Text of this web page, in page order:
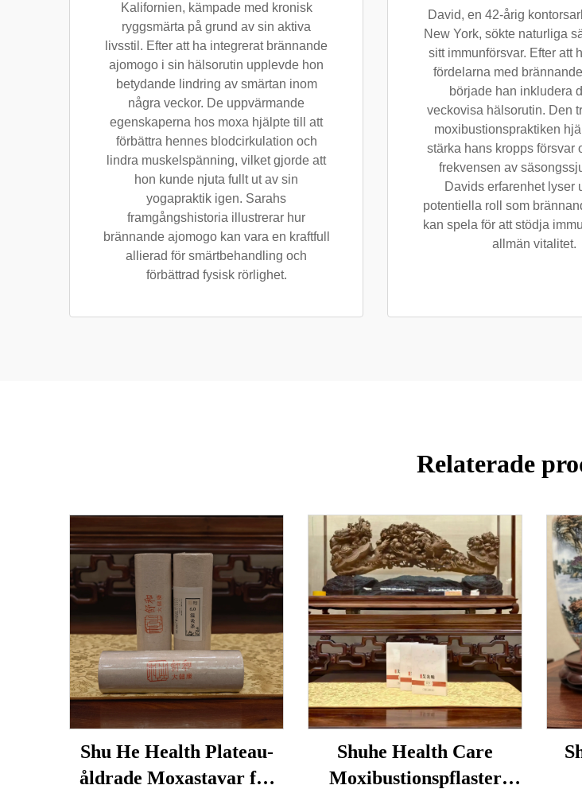
Kalifornien, kämpade med kronisk
ryggsmärta på grund av sin aktiva
livsstil. Efter att ha integrerat brännande
ajomogo i sin hälsorutin upplevde hon
betydande lindring av smärtan inom
några veckor. De uppvärmande
egenskaperna hos moxa hjälpte till att
förbättra hennes blodcirkulation och
lindra muskelspänning, vilket gjorde att
hon kunde njuta fullt ut av sin
yogapraktik igen. Sarahs
framgångshistoria illustrerar hur
brännande ajomogo kan vara en kraftfull
allierad för smärtbehandling och
förbättrad fysisk rörlighet.
David, en 42-årig
New York, sökte naturliga
sitt immunförsvar. Efter att
fördelarna med
började han inkludera
veckovisa hälsorutin. Den
moxibustionspraktiken
stärka hans kropps försvar
frekvensen av
Davids erfarenhet lyser
potentiella roll som
kan spela för att stödja
allmän vitalitet.
Relaterade
Shu He Health Plateau-
åldrade Moxastavar för
Shuhe Health Care
Moxibustionspflaster